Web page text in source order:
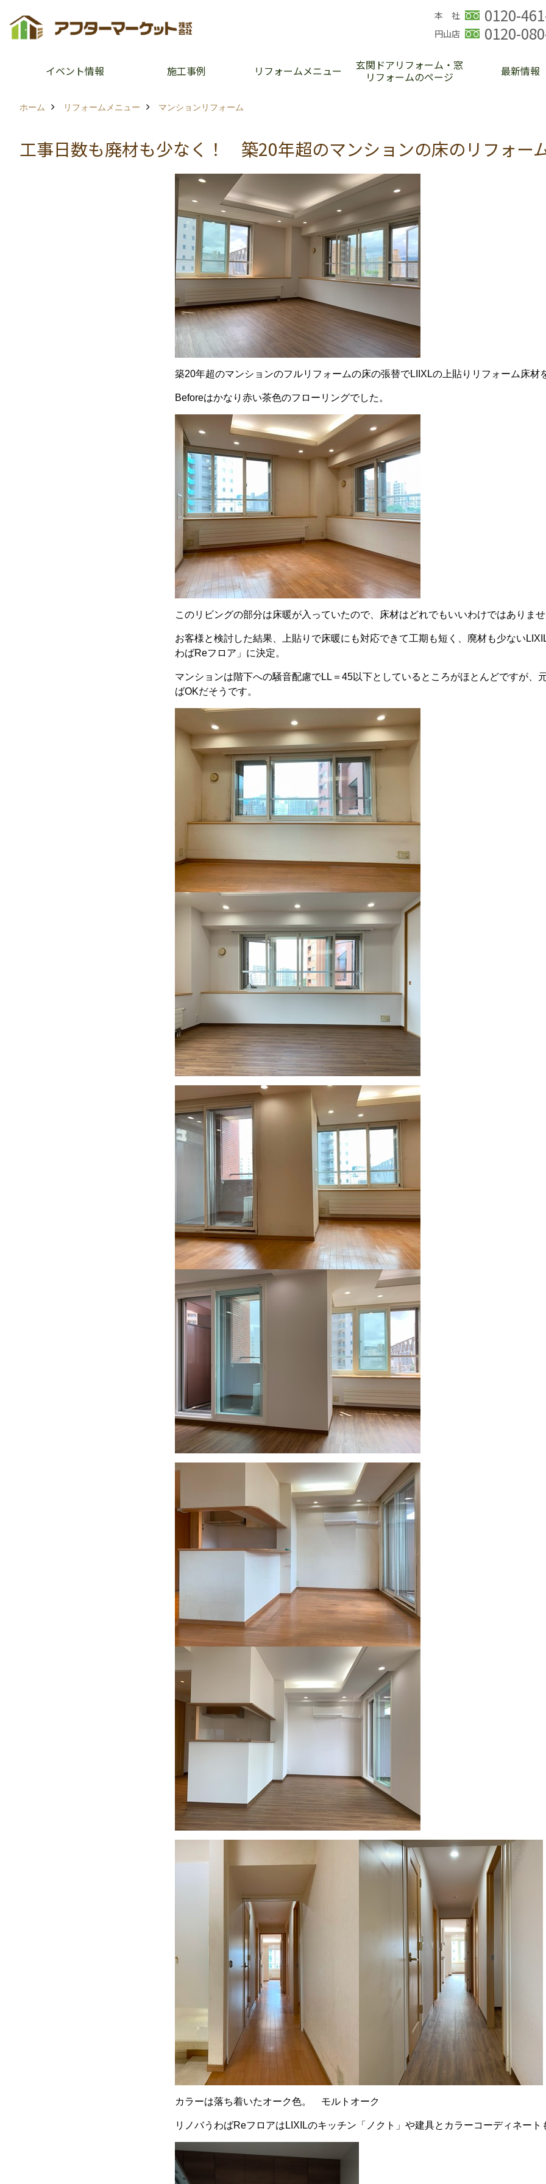
本 社 0120-
円山店 0120-
イベント情報 施工事例 リフォームメニュー
玄関ドアリフォーム・窓
リフォームのページ
最新情報
ホーム リフォームメニュー マンションリフォーム
工事日数も廃材も少なく！ 築20年超のマンションの床のリフォー
築20年超のマンションのフルリフォームの床の張替でLIIXLの上貼りリフォーム床材
Beforeはかなり赤い茶色のフローリングでした。
このリビングの部分は床暖が入っていたので、床材はどれでもいいわけではありませ
お客様と検討した結果、上貼りで床暖にも対応できて工期も短く、廃材も少ない
わばReフロア」に決定。
マンションは階下への騒音配慮でLL＝45以下としているところがほとんどですが、
ばOKだそうです。
カラーは落ち着いたオーク色。 モルトオーク
リノバうわばReフロアはLIXILのキッチン「ノクト」や建具とカラーコーディネート